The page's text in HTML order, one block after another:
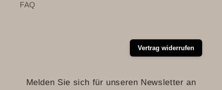
FAQ
Vertrag widerrufen
Melden Sie sich für unseren Newsletter an